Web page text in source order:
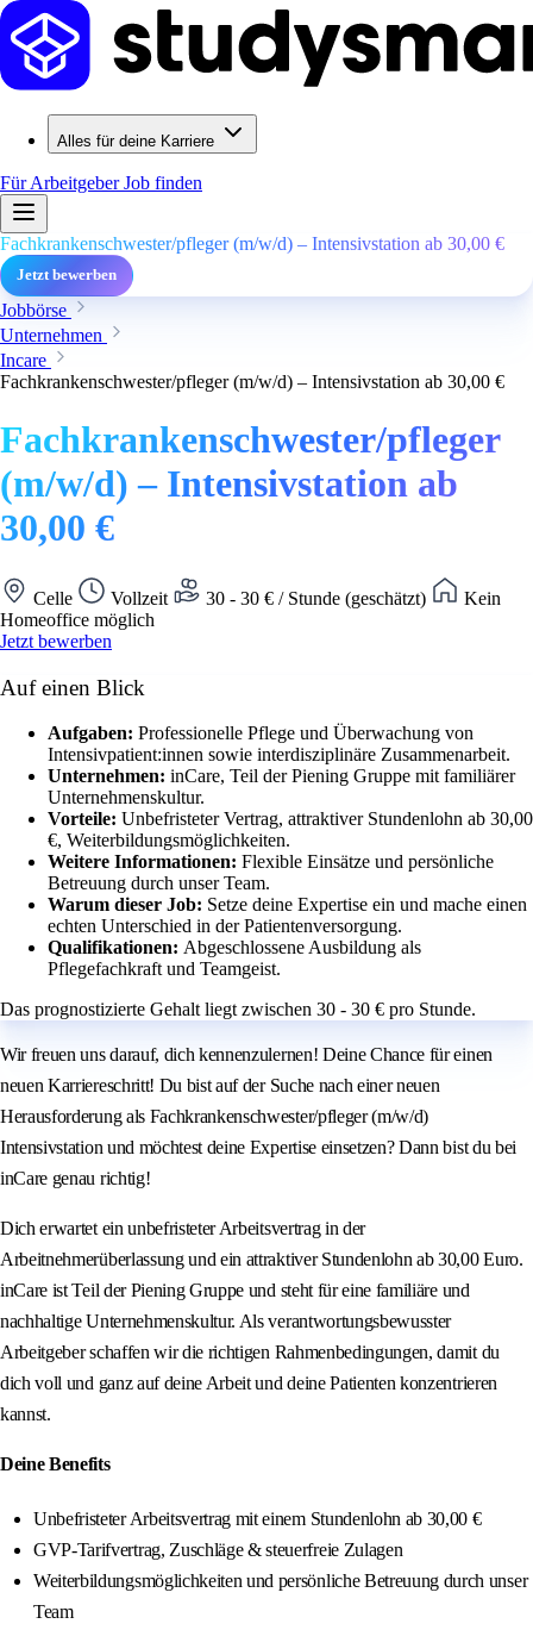
Alles für deine Karriere
Für ArbeitgeberJob finden
Fachkrankenschwester/pfleger (m/w/d) – Intensivstation ab 30,00 €
Jetzt bewerben
Jobbörse
Unternehmen
Incare
Fachkrankenschwester/pfleger (m/w/d) – Intensivstation ab 30,00 €
Fachkrankenschwester/pfleger
(m/w/d) – Intensivstation ab
30,00 €
Celle Vollzeit 30 - 30 € / Stunde (geschätzt)
Kein
Homeoffice möglich
Jetzt bewerben
Auf einen Blick
Aufgaben: Professionelle Pflege und Überwachung von
Intensivpatient:innen sowie interdisziplinäre Zusammenarbeit.
Unternehmen: inCare, Teil der Piening Gruppe mit familiärer
Unternehmenskultur.
Vorteile: Unbefristeter Vertrag, attraktiver Stundenlohn ab 30,00
€, Weiterbildungsmöglichkeiten.
Weitere Informationen: Flexible Einsätze und persönliche
Betreuung durch unser Team.
Warum dieser Job: Setze deine Expertise ein und mache einen
echten Unterschied in der Patientenversorgung.
Qualifikationen: Abgeschlossene Ausbildung als
Pflegefachkraft und Teamgeist.
Das prognostizierte Gehalt liegt zwischen 30 - 30 € pro Stunde.
Wir freuen uns darauf, dich kennenzulernen! Deine Chance für einen
neuen Karriereschritt! Du bist auf der Suche nach einer neuen
Herausforderung als Fachkrankenschwester/pfleger (m/w/d)
Intensivstation und möchtest deine Expertise einsetzen? Dann bist du bei
inCare genau richtig!
Dich erwartet ein unbefristeter Arbeitsvertrag in der
Arbeitnehmerüberlassung und ein attraktiver Stundenlohn ab 30,00 Euro.
inCare ist Teil der Piening Gruppe und steht für eine familiäre und
nachhaltige Unternehmenskultur. Als verantwortungsbewusster
Arbeitgeber schaffen wir die richtigen Rahmenbedingungen, damit du
dich voll und ganz auf deine Arbeit und deine Patienten konzentrieren
kannst.
Deine Benefits
Unbefristeter Arbeitsvertrag mit einem Stundenlohn ab 30,00 €
GVP-Tarifvertrag, Zuschläge & steuerfreie Zulagen
Weiterbildungsmöglichkeiten und persönliche Betreuung durch unser
Team